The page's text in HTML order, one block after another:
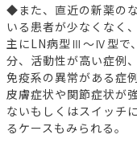
◆また、直近の新薬の
いる患者が少なくなく
主にLN病型Ⅲ～Ⅳ型で
分、活動性が高い症例
免疫系の異常がある症
皮膚症状や関節症状が
ないもしくはスイッチ
るケースもみられる。